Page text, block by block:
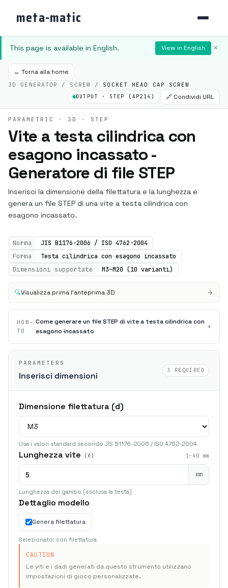
meta-matic
This page is available in English. View in English ×
← Torna alla home
3D GENERATOR / SCREW / SOCKET HEAD CAP SCREW
OUTPUT · STEP (AP214) 🔗 Condividi URL
PARAMETRIC · 3D · STEP
Vite a testa cilindrica con
esagono incassato -
Generatore di file STEP
Inserisci la dimensione della filettatura e la lunghezza e
genera un file STEP di una vite a testa cilindrica con
esagono incassato.
Norma
JIS B1176-2006 / ISO 4762-2004
Forma
Testa cilindrica con esagono incassato
Dimensioni supportate
M3–M20 (10 varianti)
🔍Visualizza prima l'anteprima 3D
HOW-
TO
Come generare un file STEP di vite a testa cilindrica con
esagono incassato
+
PARAMETERS
Inserisci dimensioni
3 REQUIRED
Dimensione filettatura (d)
Usa i valori standard secondo JIS B1176-2006 / ISO 4762-2004
Lunghezza vite (ℓ) 1–40 mm
mm
Lunghezza del gambo (esclusa la testa)
Dettaglio modello
Genera filettatura
Selezionato: con filettatura
CAUTION
Le viti e i dadi generati da questo strumento utilizzano
impostazioni di gioco personalizzate.